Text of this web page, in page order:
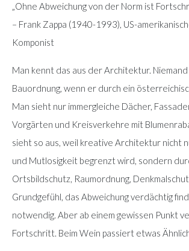
„Ohne Abweichung von der Norm ist
– Frank Zappa (1940-1993), US-
Komponist
Man kennt das aus der Architektur.
Bauordnung, wenn er durch ein
Man sieht nur immergleiche Dächer,
Vorgärten und Kreisverkehre mit
sieht so aus, weil kreative Architektur nicht
und Mutlosigkeit begrenzt wird, sondern
Ortsbildschutz, Raumordnung,
Grundgefühl, das Abweichung verdächtig
notwendig. Aber ab einem gewissen Punkt
Fortschritt. Beim Wein passiert etwas